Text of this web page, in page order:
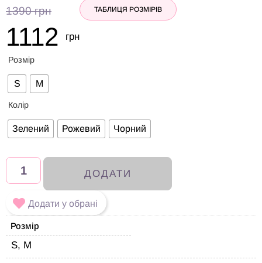
1390грн
1112 грн
ТАБЛИЦЯ РОЗМІРІВ
Розмір
S M
Колір
Зелений Рожевий Чорний
ДОДАТИ
Додати у обрані
Розмір
S, M